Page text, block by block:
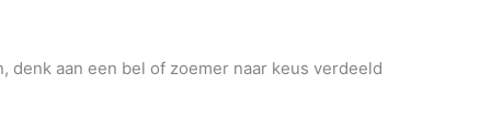
aan een bel of zoemer naar keus verdeeld